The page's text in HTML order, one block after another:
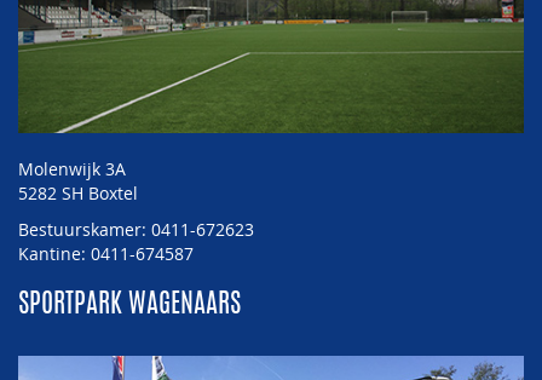
Molenwijk 3A
5282 SH Boxtel
Bestuurskamer: 0411-672623
Kantine: 0411-674587
SPORTPARK WAGENAARS